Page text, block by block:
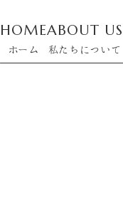
HOME
ホーム
ABOUT US
私たちについて